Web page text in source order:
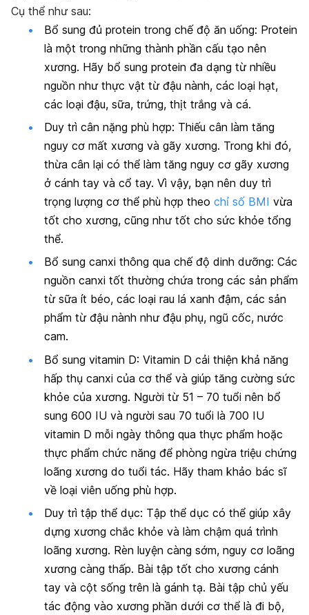
Cụ thể như sau:
Bổ sung đủ protein trong chế độ ăn uống: Protein
là một trong những thành phần cấu tạo nên
xương. Hãy bổ sung protein đa dạng từ nhiều
nguồn như thực vật từ đậu nành, các loại hạt,
các loại đậu, sữa, trứng, thịt trắng và cá.
Duy trì cân nặng phù hợp: Thiếu cân làm tăng
nguy cơ mất xương và gãy xương. Trong khi đó,
thừa cân lại có thể làm tăng nguy cơ gãy xương
ở cánh tay và cổ tay. Vì vậy, bạn nên duy trì
trọng lượng cơ thể phù hợp theo chỉ số BMI vừa
tốt cho xương, cũng như tốt cho sức khỏe tổng
thể.
Bổ sung canxi thông qua chế độ dinh dưỡng: Các
nguồn canxi tốt thường chứa trong các sản phẩm
từ sữa ít béo, các loại rau lá xanh đậm, các sản
phẩm từ đậu nành như đậu phụ, ngũ cốc, nước
cam.
Bổ sung vitamin D: Vitamin D cải thiện khả năng
hấp thụ canxi của cơ thể và giúp tăng cường sức
khỏe của xương. Người từ 51 – 70 tuổi nên bổ
sung 600 IU và người sau 70 tuổi là 700 IU
vitamin D mỗi ngày thông qua thực phẩm hoặc
thực phẩm chức năng để phòng ngừa triệu chứng
loãng xương do tuổi tác. Hãy tham khảo bác sĩ
về loại viên uống phù hợp.
Duy trì tập thể dục: Tập thể dục có thể giúp xây
dựng xương chắc khỏe và làm chậm quá trình
loãng xương. Rèn luyện càng sớm, nguy cơ loãng
xương càng thấp. Bài tập tốt cho xương cánh
tay và cột sống trên là gánh tạ. Bài tập chủ yếu
tác động vào xương phần dưới cơ thể là đi bộ,